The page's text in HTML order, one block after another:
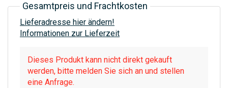
Gesamtpreis und Frachtkosten
Lieferadresse hier ändern!
Informationen zur Lieferzeit
Dieses Produkt kann nicht direkt gekauft
werden, bitte melden Sie sich an und stellen
eine Anfrage.